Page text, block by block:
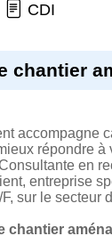
CDI
chantier
accompagne
répondre
en
entreprise
sur le secteur
chantier